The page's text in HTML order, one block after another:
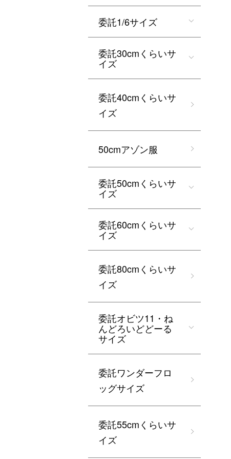
委託1/6サイズ
委託30cmくらいサ
イズ
委託40cmくらいサ
イズ
50cmアゾン服
委託50cmくらいサ
イズ
委託60cmくらいサ
イズ
委託80cmくらいサ
イズ
委託オビツ11・ね
んどろいどどーる
サイズ
委託ワンダーフロ
ッグサイズ
委託55cmくらいサ
イズ